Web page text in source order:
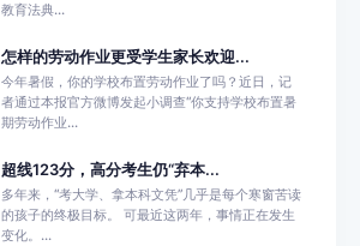
教育法典...
怎样的劳动作业更受学生家长欢迎...
今年暑假，你的学校布置劳动作业了吗？近日，记
者通过本报官方微博发起小调查“你支持学校布置暑
期劳动作业...
超线123分，高分考生仍“弃本...
多年来，“考大学、拿本科文凭”几乎是每个寒窗苦读
的孩子的终极目标。 可最近这两年，事情正在发生
变化。...